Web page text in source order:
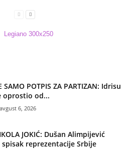
SAMO POTPIS ZA PARTIZAN: Idrisu
oprostio od...
avgust 6, 2026
JOKIĆ: Dušan Alimpijević
reprezentacije Srbije